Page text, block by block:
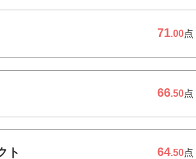
71.00点
66.50点
ト 64.50点